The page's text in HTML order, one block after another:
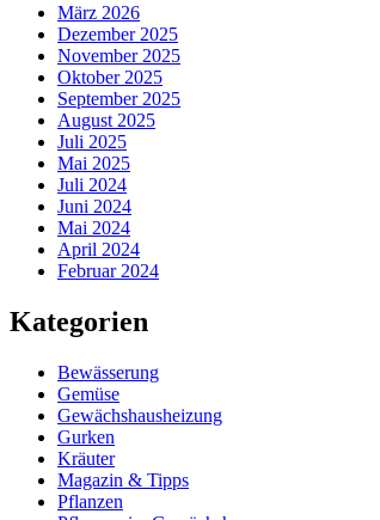
März 2026
Dezember 2025
November 2025
Oktober 2025
September 2025
August 2025
Juli 2025
Mai 2025
Juli 2024
Juni 2024
Mai 2024
April 2024
Februar 2024
Kategorien
Bewässerung
Gemüse
Gewächshausheizung
Gurken
Kräuter
Magazin & Tipps
Pflanzen